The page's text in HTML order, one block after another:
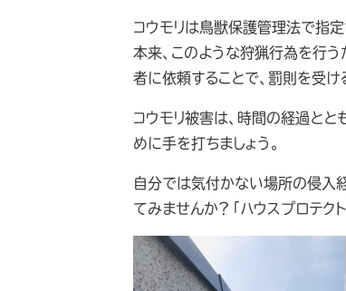
コウモリは鳥獣保護管理法で指
本来、このような狩猟行為を行
者に依頼することで、罰則を受け
コウモリ被害は、時間の経過と
めに手を打ちましょう。
自分では気付かない場所の侵入
てみませんか？「ハウスプロテク